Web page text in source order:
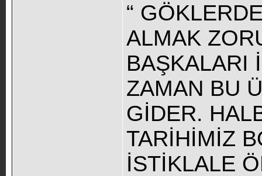
“
ALMAK
BAŞKALARI
ZAMAN BU
GİDER.
TARİHİMİZ
İSTİKLALE